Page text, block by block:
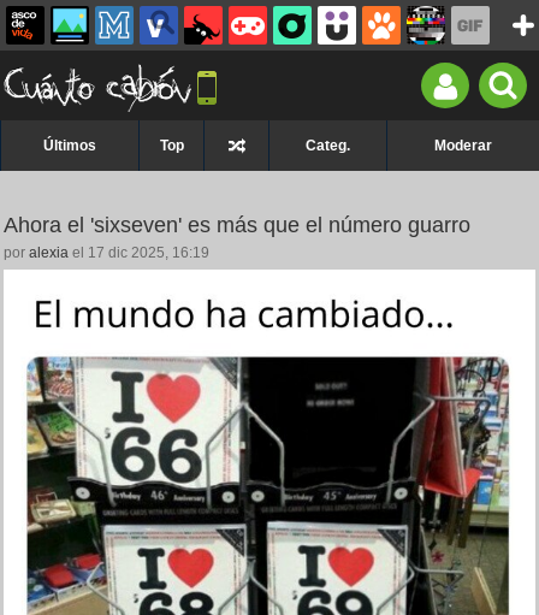
Últimos Top Categ. Moderar
Ahora el 'sixseven' es más que el número guarro
por alexia el 17 dic 2025, 16:19